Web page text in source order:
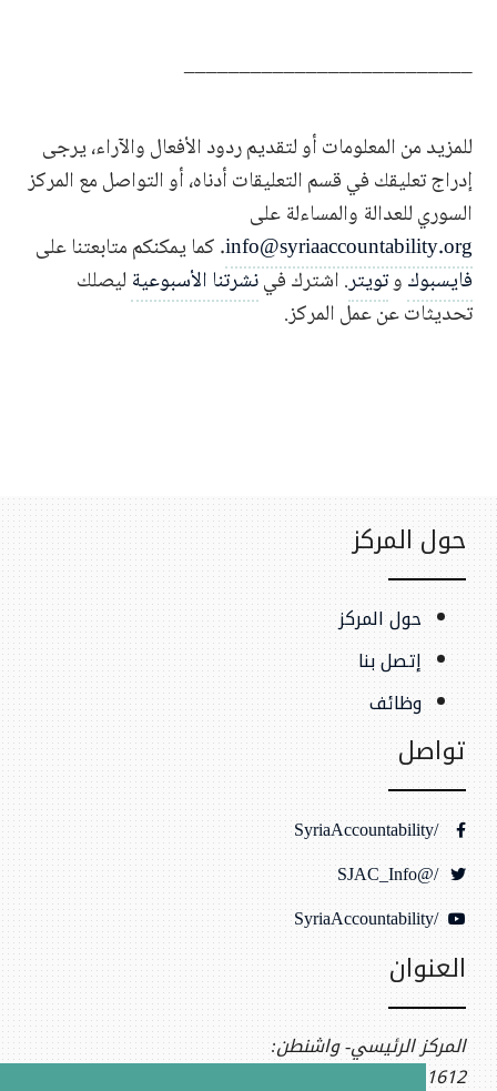
__________________________
للمزيد من المعلومات أو لتقديم ردود الأفعال والآراء، يرجى
إدراج تعليقك في قسم التعليقات أدناه، أو التواصل مع المركز
السوري للعدالة والمساءلة على
info@syriaaccountability.org. كما يمكنكم متابعتنا على
فايسبوكوتويتر. اشترك فينشرتنا الأسبوعية ليصلك
تحديثات عن عمل المركز.
حول المركز
حول المركز
إتصل بنا
وظائف
تواصل
/SyriaAccountability
/@SJAC_Info
/SyriaAccountability
العنوان
المركز الرئيسي- واشنطن:
1612 K St NW, Ste 400